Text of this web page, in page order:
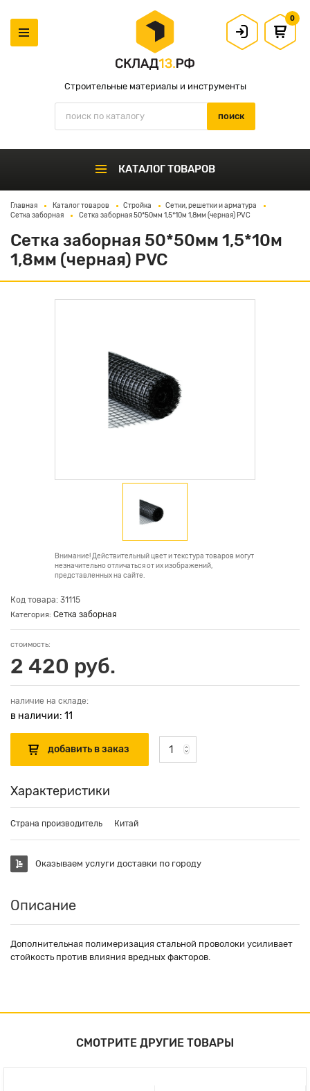
Строительные материалы и инструменты
0
КАТАЛОГ ТОВАРОВ
Главная Каталог товаров Стройка
Сетки, решетки и арматура
Сетка заборная
Сетка заборная 50*50мм 1,5*10м 1,8мм (черная) PVC
Сетка заборная 50*50мм 1,5*10м
1,8мм (черная) PVC
Внимание! Действительный цвет и текстура товаров могут
незначительно отличаться от их изображений,
представленных на сайте.
Код товара: 31115
Категория: Сетка заборная
стоимость:
2 420 руб.
наличие на складе:
в наличии: 11
Характеристики
Страна производитель Китай
Оказываем услуги доставки по городу
Описание
Дополнительная полимеризация стальной проволоки усиливает
стойкость против влияния вредных факторов.
СМОТРИТЕ ДРУГИЕ ТОВАРЫ